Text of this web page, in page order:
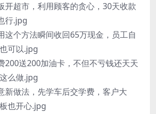
开超市，利用顾客的贪心，30天收款
行.jpg
这个方法瞬间收回65万现金，员工自
可以.jpg
200送200加油卡，不但不亏钱还天天
么做.jpg
新做法，先学车后交学费，客户大
也开心.jpg